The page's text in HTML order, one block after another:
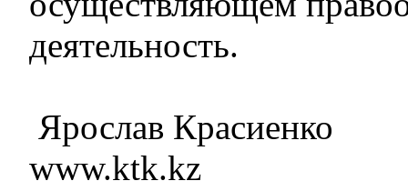
деятельность.
Ярослав Красиенко
www.ktk.kz